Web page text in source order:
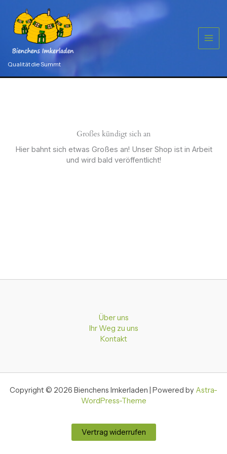
Inhalt
springen
Qualität die Summt
Großes kündigt sich an
Hier bahnt sich etwas Großes an! Unser Shop ist in Arbeit
und wird bald veröffentlicht!
Über uns
Ihr Weg zu uns
Kontakt
Copyright © 2026 Bienchens Imkerladen | Powered by Astra-
WordPress-Theme
Vertrag widerrufen
Menge